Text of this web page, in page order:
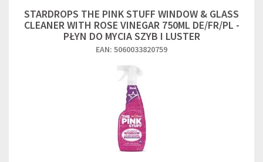
STARDROPS THE PINK STUFF WINDOW & GLASS
CLEANER WITH ROSE VINEGAR 750ML DE/FR/PL -
PŁYN DO MYCIA SZYB I LUSTER
EAN: 5060033820759